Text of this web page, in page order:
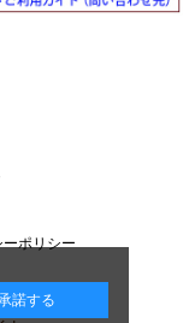
ポリシー
諾する